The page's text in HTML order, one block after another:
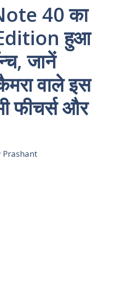
40 का
हुआ
जानें
वाले इस
फीचर्स और
Prashant